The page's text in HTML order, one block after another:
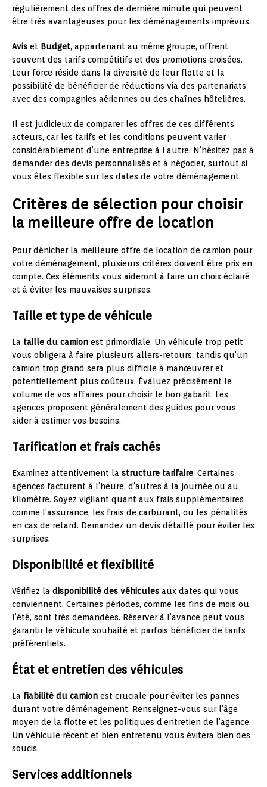
régulièrement des offres de dernière minute qui peuvent
être très avantageuses pour les déménagements imprévus.
Avis et Budget, appartenant au même groupe, offrent
souvent des tarifs compétitifs et des promotions croisées.
Leur force réside dans la diversité de leur flotte et la
possibilité de bénéficier de réductions via des partenariats
avec des compagnies aériennes ou des chaînes hôtelières.
Il est judicieux de comparer les offres de ces différents
acteurs, car les tarifs et les conditions peuvent varier
considérablement d’une entreprise à l’autre. N’hésitez pas à
demander des devis personnalisés et à négocier, surtout si
vous êtes flexible sur les dates de votre déménagement.
Critères de sélection pour choisir
la meilleure offre de location
Pour dénicher la meilleure offre de location de camion pour
votre déménagement, plusieurs critères doivent être pris en
compte. Ces éléments vous aideront à faire un choix éclairé
et à éviter les mauvaises surprises.
Taille et type de véhicule
La taille du camion est primordiale. Un véhicule trop petit
vous obligera à faire plusieurs allers-retours, tandis qu’un
camion trop grand sera plus difficile à manœuvrer et
potentiellement plus coûteux. Évaluez précisément le
volume de vos affaires pour choisir le bon gabarit. Les
agences proposent généralement des guides pour vous
aider à estimer vos besoins.
Tarification et frais cachés
Examinez attentivement la structure tarifaire. Certaines
agences facturent à l’heure, d’autres à la journée ou au
kilomètre. Soyez vigilant quant aux frais supplémentaires
comme l’assurance, les frais de carburant, ou les pénalités
en cas de retard. Demandez un devis détaillé pour éviter les
surprises.
Disponibilité et flexibilité
Vérifiez la disponibilité des véhicules aux dates qui vous
conviennent. Certaines périodes, comme les fins de mois ou
l’été, sont très demandées. Réserver à l’avance peut vous
garantir le véhicule souhaité et parfois bénéficier de tarifs
préférentiels.
État et entretien des véhicules
La fiabilité du camion est cruciale pour éviter les pannes
durant votre déménagement. Renseignez-vous sur l’âge
moyen de la flotte et les politiques d’entretien de l’agence.
Un véhicule récent et bien entretenu vous évitera bien des
soucis.
Services additionnels